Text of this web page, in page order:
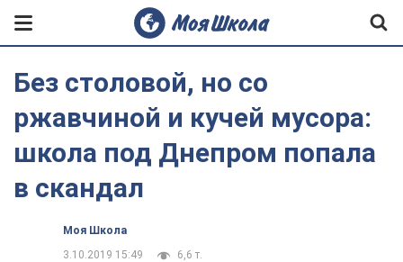
Без столовой, но со
ржавчиной и кучей мусора:
школа под Днепром попала
в скандал
Моя Школа
3.10.2019 15:49
6,6 т.